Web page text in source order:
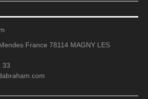
France 78114 MAGNY LES
33